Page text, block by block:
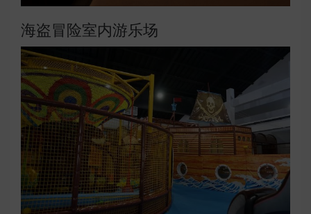
海盗冒险室内游乐场